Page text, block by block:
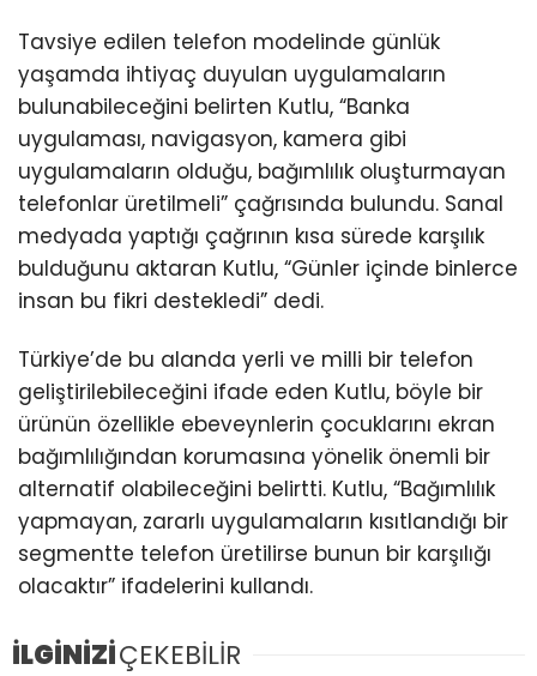
Tavsiye edilen telefon modelinde günlük
yaşamda ihtiyaç duyulan uygulamaların
bulunabileceğini belirten Kutlu, “Banka
uygulaması, navigasyon, kamera gibi
uygulamaların olduğu, bağımlılık oluşturmayan
telefonlar üretilmeli” çağrısında bulundu. Sanal
medyada yaptığı çağrının kısa sürede karşılık
bulduğunu aktaran Kutlu, “Günler içinde binlerce
insan bu fikri destekledi” dedi.
Türkiye’de bu alanda yerli ve milli bir telefon
geliştirilebileceğini ifade eden Kutlu, böyle bir
ürünün özellikle ebeveynlerin çocuklarını ekran
bağımlılığından korumasına yönelik önemli bir
alternatif olabileceğini belirtti. Kutlu, “Bağımlılık
yapmayan, zararlı uygulamaların kısıtlandığı bir
segmentte telefon üretilirse bunun bir karşılığı
olacaktır” ifadelerini kullandı.
İLGİNİZİÇEKEBİLİR